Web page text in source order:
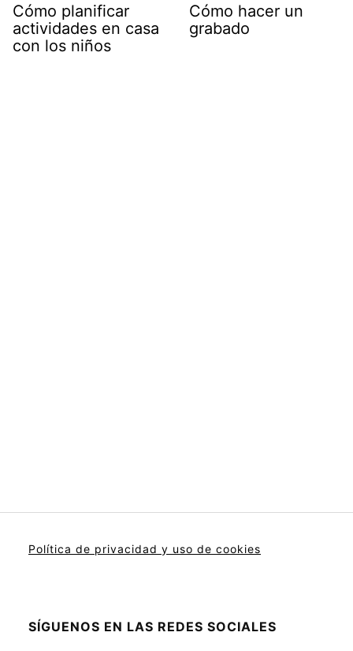
Cómo planificar
actividades en casa
con los niños
Cómo hacer un
grabado
Política de privacidad y uso de cookies
SÍGUENOS EN LAS REDES SOCIALES